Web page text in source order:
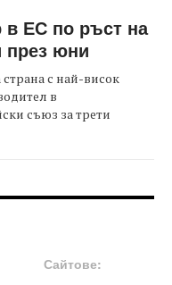
в ЕС по ръст на
през юни
с най-висок
в
съюз за трети
Сайтове: